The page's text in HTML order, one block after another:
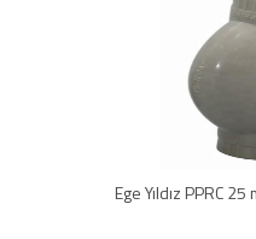
Ege Yıldız PPRC